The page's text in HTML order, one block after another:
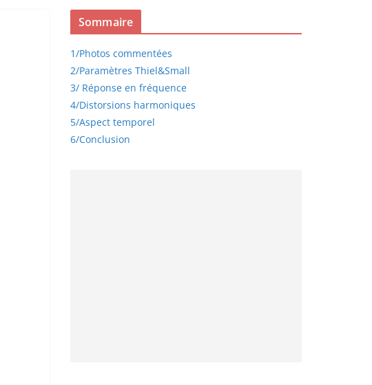
Sommaire
1/Photos commentées
2/Paramètres Thiel&Small
3/ Réponse en fréquence
4/Distorsions harmoniques
5/Aspect temporel
6/Conclusion